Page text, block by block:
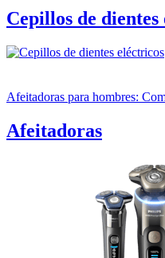
Cepillos de
Afeitadoras para hombres:
Afeitadoras